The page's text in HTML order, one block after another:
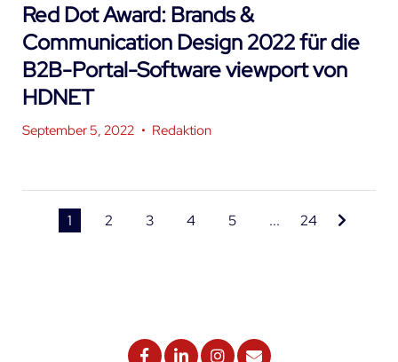
Red Dot Award: Brands &
Communication Design 2022 für die
B2B-Portal-Software viewport von
HDNET
September 5, 2022 • Redaktion
1 2 3 4 5 ... 24